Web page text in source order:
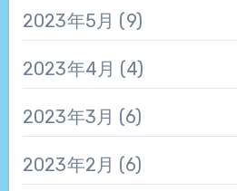
2023年5月 (9)
2023年4月 (4)
2023年3月 (6)
2023年2月 (6)